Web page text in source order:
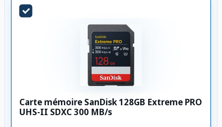
Carte mémoire SanDisk 128GB Extreme PRO
UHS-II SDXC 300 MB/s